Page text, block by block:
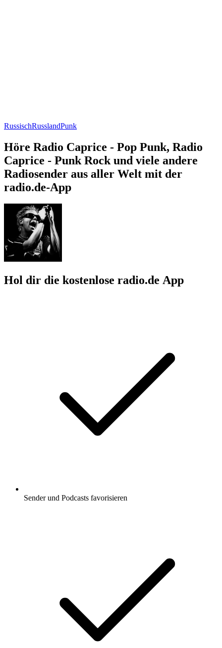
RussischRusslandPunk
Höre Radio Caprice - Pop Punk, Radio
Caprice - Punk Rock und viele andere
Radiosender aus aller Welt mit der
radio.de-App
Hol dir die kostenlose radio.de App
Sender und Podcasts favorisieren